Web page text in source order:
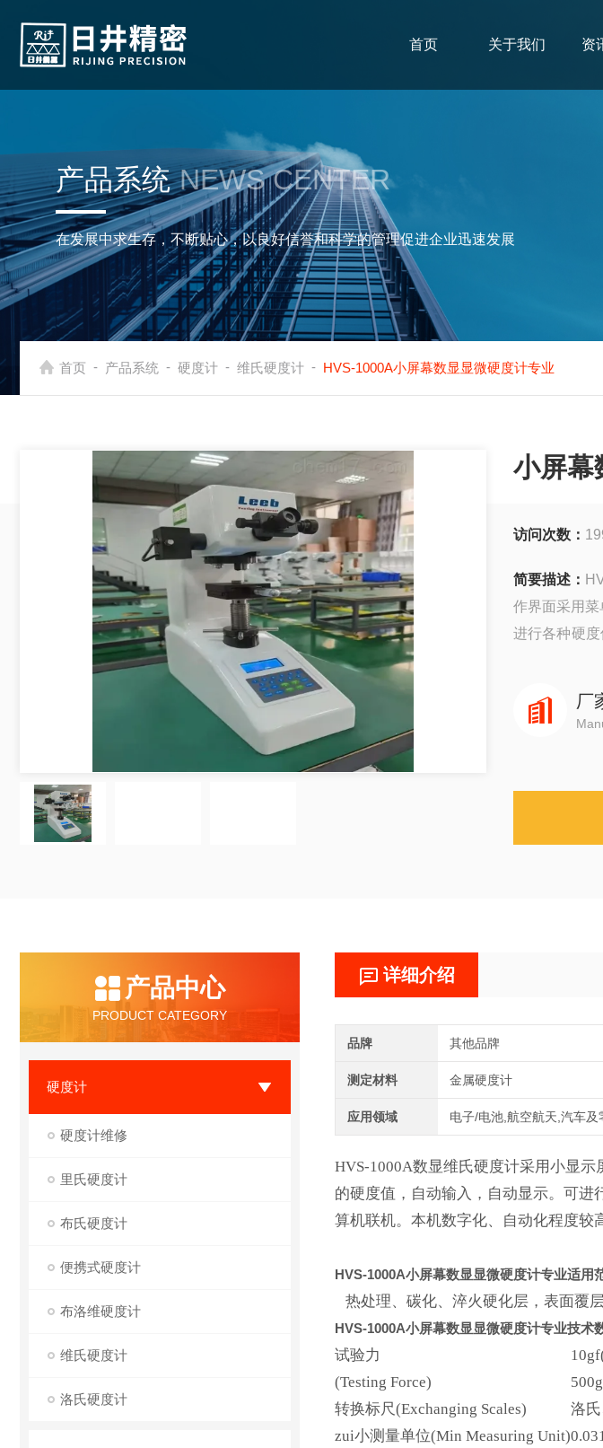
首页 关于我们 资
产品系统 NEWS CENTER
在发展中求生存，不断贴心，以良好信誉和科学的管理促进企业迅速发展
首页 - 产品系统 - 硬度计 - 维氏硬度计 - HVS-1000A小屏幕数显显微硬度计专业
小屏幕
访问次数：
简要描述：
作界面采用
进行各种硬
厂
产品中心
PRODUCT CATEGORY
硬度计
硬度计维修
里氏硬度计
布氏硬度计
便携式硬度计
布洛维硬度计
维氏硬度计
洛氏硬度计
详细介绍
品牌 其他品牌
测定材料 金属硬度计
应用领域 电子/电池,航空航天,汽车及
HVS-1000A数显维氏硬度计采用小显
的硬度值，自动输入，自动显示。可进
算机联机。本机数字化、自动化程度较
HVS-1000A小屏幕数显显微硬度计专业适用
热处理、碳化、淬火硬化层，表面覆
HVS-1000A小屏幕数显显微硬度计专业技术
试验力
(Testing Force)
转换标尺(Exchanging Scales)
洛
zui小测量单位(Min Measuring Unit)